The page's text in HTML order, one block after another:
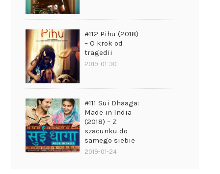
#112 Pihu (2018)
– O krok od
tragedii
2019-01-30
#111 Sui Dhaaga:
Made in India
(2018) – Z
szacunku do
samego siebie
2019-01-24